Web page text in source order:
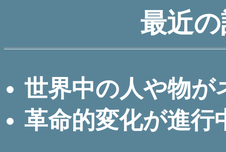
最近
世界中の人や物が
革命的変化が進行